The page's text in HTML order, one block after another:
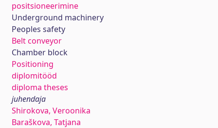
positsioneerimine
Underground machinery
Peoples safety
Belt conveyor
Chamber block
Positioning
diplomitööd
diploma theses
juhendaja
Shirokova, Veroonika
Baraškova, Tatjana